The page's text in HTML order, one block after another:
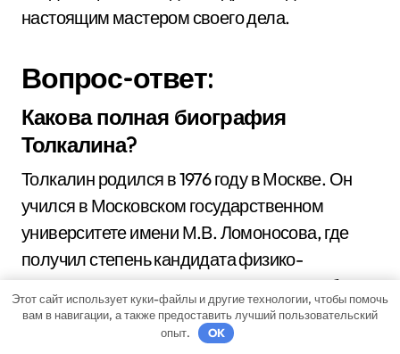
настоящим мастером своего дела.
Вопрос-ответ:
Какова полная биография
Толкалина?
Толкалин родился в 1976 году в Москве. Он
учился в Московском государственном
университете имени М.В. Ломоносова, где
получил степень кандидата физико-
математических наук. После этого он работал
научным сотрудником в том же университете.
В 2010 году он получил звание профессора и
Этот сайт использует куки-файлы и другие технологии, чтобы помочь
вам в навигации, а также предоставить лучший пользовательский
опыт.
OK